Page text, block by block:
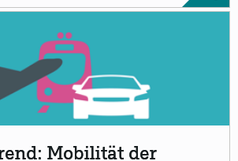
Mobilität der